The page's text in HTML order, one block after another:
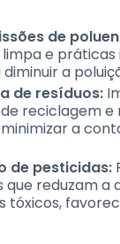
de
e práticas
a
de resíduos:
reciclagem e
a
de pesticidas:
reduzam a
tóxicos,